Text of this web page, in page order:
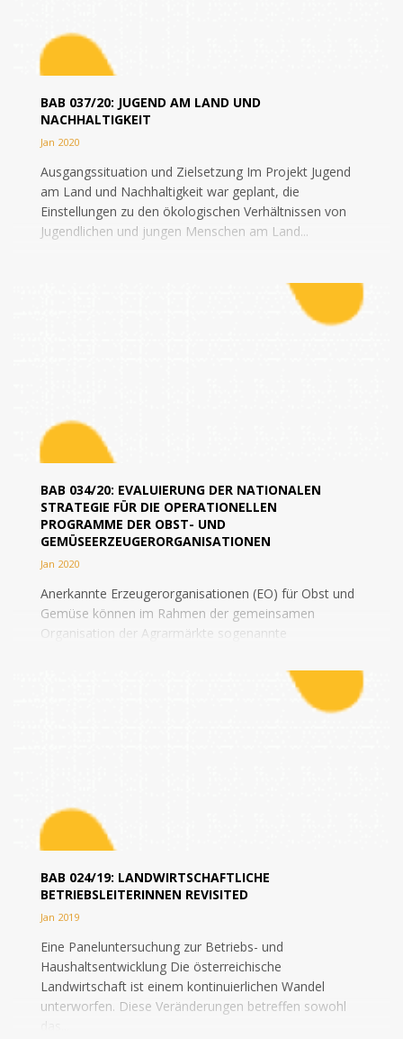
BAB 037/20: JUGEND AM LAND UND
NACHHALTIGKEIT
Jan 2020
Ausgangssituation und Zielsetzung Im Projekt Jugend
am Land und Nachhaltigkeit war geplant, die
Einstellungen zu den ökologischen Verhältnissen von
Jugendlichen und jungen Menschen am Land...
BAB 034/20: EVALUIERUNG DER NATIONALEN
STRATEGIE FÜR DIE OPERATIONELLEN
PROGRAMME DER OBST- UND
GEMÜSEERZEUGERORGANISATIONEN
Jan 2020
Anerkannte Erzeugerorganisationen (EO) für Obst und
Gemüse können im Rahmen der gemeinsamen
Organisation der Agrarmärkte sogenannte
BAB 024/19: LANDWIRTSCHAFTLICHE
BETRIEBSLEITERINNEN REVISITED
Jan 2019
Eine Paneluntersuchung zur Betriebs- und
Haushaltsentwicklung Die österreichische
Landwirtschaft ist einem kontinuierlichen Wandel
unterworfen. Diese Veränderungen betreffen sowohl